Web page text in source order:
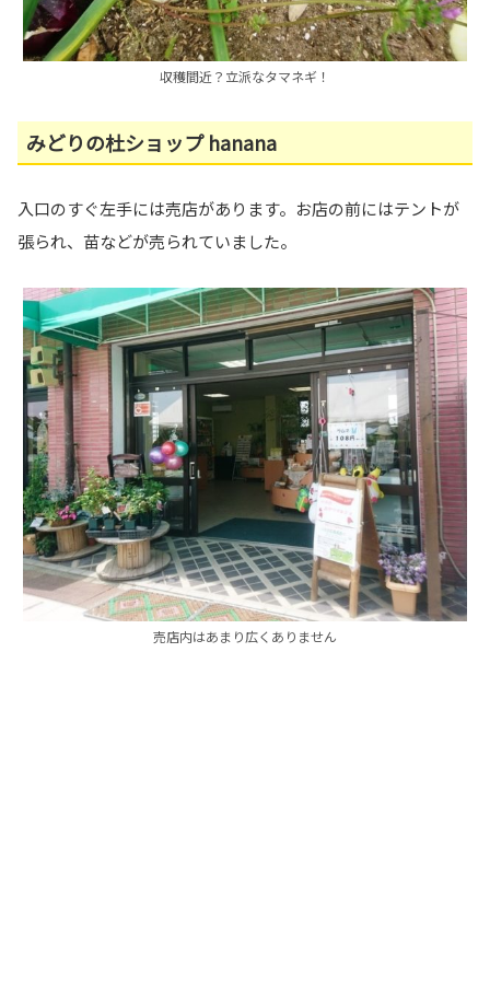
収穫間近？立派なタマネギ！
みどりの杜ショップ hanana
入口のすぐ左手には売店があります。お店の前にはテントが
張られ、苗などが売られていました。
売店内はあまり広くありません